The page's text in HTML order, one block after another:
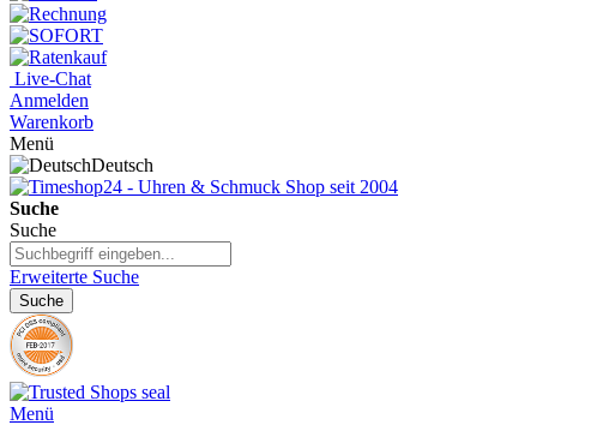
Live-Chat
Anmelden
Warenkorb
Menü
Deutsch
Suche
Suche
Erweiterte Suche
Suche
Menü